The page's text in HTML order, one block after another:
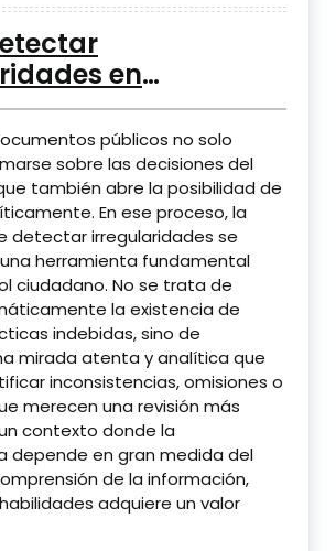
en
públicos
públicos no solo
sobre las decisiones del
también abre la posibilidad de
En ese proceso, la
detectar irregularidades se
herramienta fundamental
ciudadano. No se trata de
la existencia de
indebidas, sino de
mirada atenta y analítica que
inconsistencias, omisiones o
merecen una revisión más
contexto donde la
depende en gran medida del
de la información,
adquiere un valor